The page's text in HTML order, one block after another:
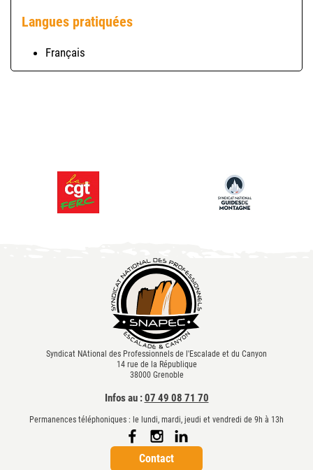
Langues pratiquées
Français
Syndicat NAtional des Professionnels de l'Escalade et du Canyon
14 rue de la République
38000 Grenoble
Infos au :07 49 08 71 70
Permanences téléphoniques : le lundi, mardi, jeudi et vendredi de 9h à 13h
Contact